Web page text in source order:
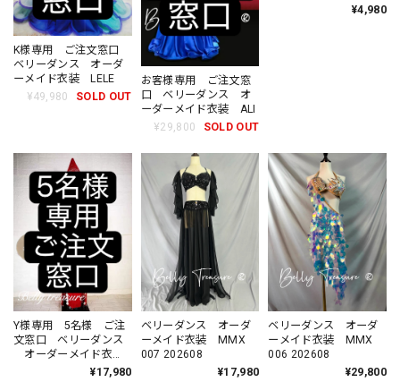
K様専用 ご注文窓口
ベリーダンス オーダ
ーメイド衣装 LELE
¥49,980
SOLD OUT
お客様専用 ご注文窓
口 ベリーダンス オ
ーダーメイド衣装 ALI
¥29,800
SOLD OUT
¥4,980
Y様専用 5名様 ご注
文窓口 ベリーダンス
オーダーメイド衣
装 バラディドレス
¥17,980
ベリーダンス オーダ
ーメイド衣装 MMX
007 202608
¥17,980
ベリーダンス オーダ
ーメイド衣装 MMX
006 202608
¥29,800